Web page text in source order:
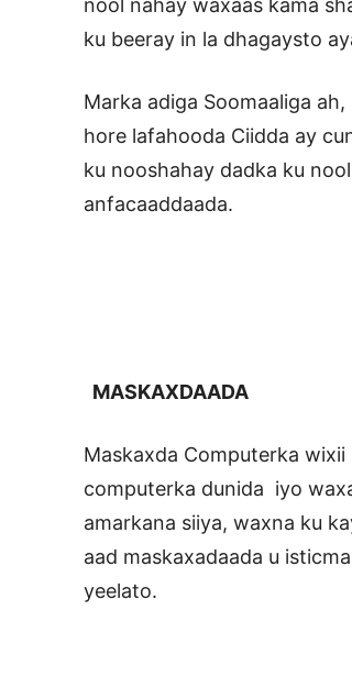
nool nahay waxaas kama
ku beeray in la dhagaysto
Marka adiga Soomaaliga
hore lafahooda Ciidda ay
ku nooshahay dadka ku
anfacaaddaada.
MASKAXDAADA
Maskaxda Computerka
computerka dunida iyo
amarkana siiya, waxna ku
aad maskaxadaada u
yeelato.